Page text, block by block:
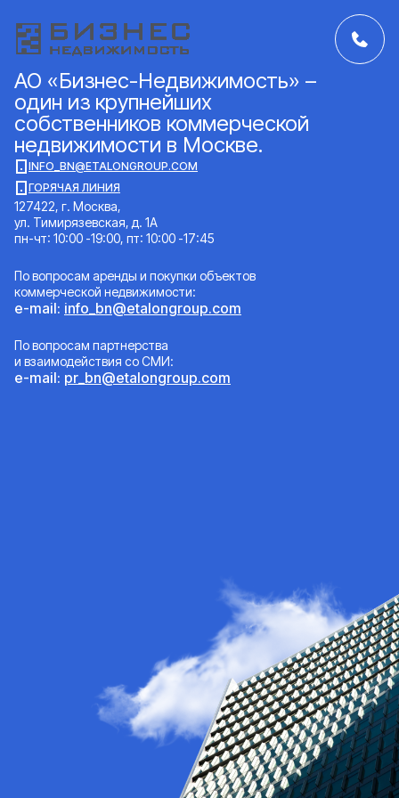
АО «Бизнес-Недвижимость» –
один из крупнейших
собственников коммерческой
недвижимости в Москве.
INFO_BN@ETALONGROUP.COM
ГОРЯЧАЯ ЛИНИЯ
127422, г. Москва,
ул. Тимирязевская, д. 1А
пн-чт: 10:00 -19:00, пт: 10:00 -17:45
По вопросам аренды и покупки объектов
коммерческой недвижимости:
e-mail: info_bn@etalongroup.com
По вопросам партнерства
и взаимодействия со СМИ:
e-mail: pr_bn@etalongroup.com